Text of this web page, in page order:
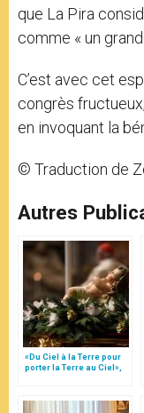
que La Pira
comme « un
C’est avec cet
congrès
en invoquant la
© Traduction de
Autres
«Du Ciel à la Terre pour
porter la Terre au Ciel»,